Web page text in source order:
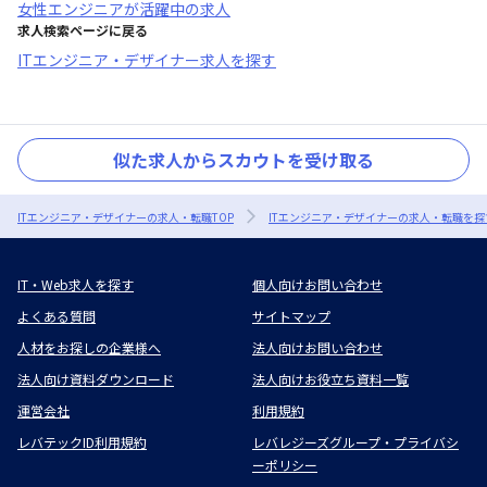
女性エンジニアが活躍中の求人
求人検索ページに戻る
ITエンジニア・デザイナー求人を探す
似た求人からスカウトを受け取る
ITエンジニア・デザイナーの求人・転職TOP ITエンジニア・デザイナーの求人・転職を
IT・Web求人を探す
個人向けお問い合わせ
よくある質問
サイトマップ
人材をお探しの企業様へ
法人向けお問い合わせ
法人向け資料ダウンロード
法人向けお役立ち資料一覧
運営会社
利用規約
レバテックID利用規約
レバレジーズグループ・プライバシ
ーポリシー